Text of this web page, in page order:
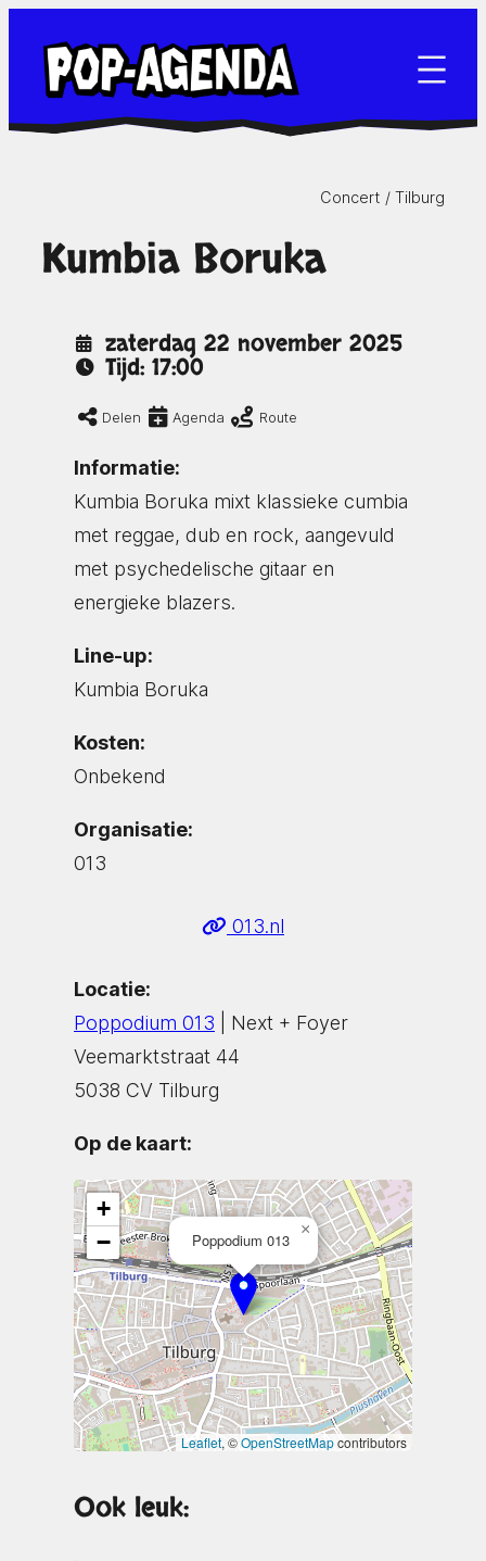
naar
inhoud
Concert / Tilburg
Kumbia Boruka
zaterdag 22 november 2025
Tijd: 17:00
Delen Agenda Route
Informatie:
Kumbia Boruka mixt klassieke cumbia
met reggae, dub en rock, aangevuld
met psychedelische gitaar en
energieke blazers.
Line-up:
Kumbia Boruka
Kosten:
Onbekend
Organisatie:
013
013.nl
Locatie:
Poppodium 013 | Next + Foyer
Veemarktstraat 44
5038 CV Tilburg
Op de kaart:
Poppodium 013
×
+
−
Leaflet, ©OpenStreetMapcontributors
Ook leuk: